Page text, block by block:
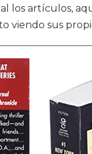
los artículos,
viendo sus